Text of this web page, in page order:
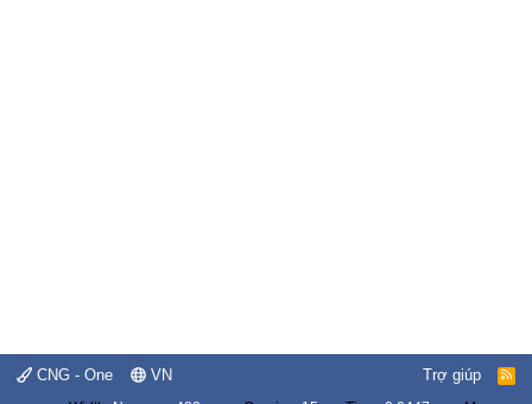
CNG - One VN Trợ giúp
R